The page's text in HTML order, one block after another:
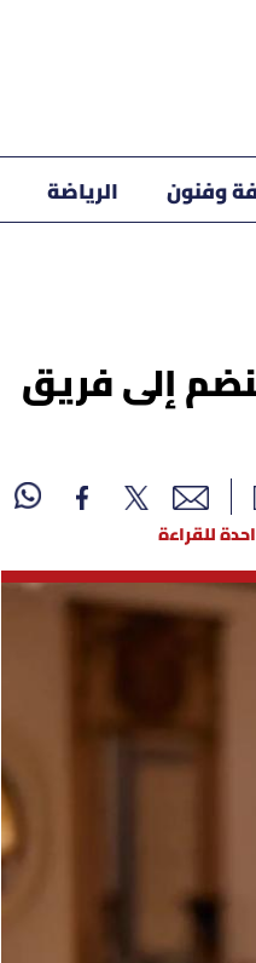
وفنون الرياضة
إلى فريق
للقراءة